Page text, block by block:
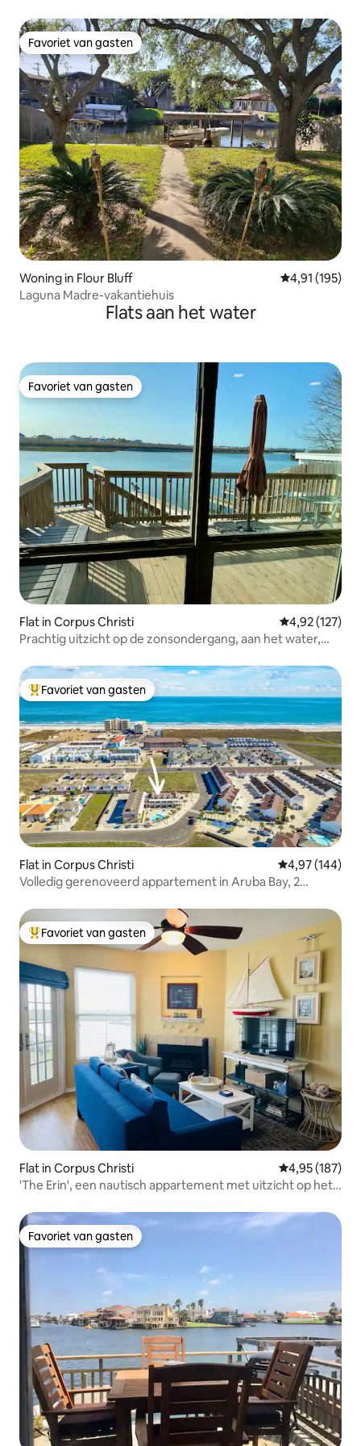
Favoriet van gasten
Favoriet van gasten
Woning in Flour Bluff Gemiddelde
4,91 (195)
Laguna Madre-vakantiehuis
Flats aan het water
Favoriet van gasten
Favoriet van gasten
Flat in Corpus Christi Gemiddelde
4,92 (127)
Prachtig uitzicht op de zonsondergang, aan het water,
Topfavoriet van gasten
Favoriet van gasten
Flat in Corpus Christi Gemiddelde
4,97 (144)
Volledig gerenoveerd appartement in Aruba Bay, 2
Topfavoriet van gasten
Favoriet van gasten
Flat in Corpus Christi Gemiddelde
4,95 (187)
'The Erin', een nautisch appartement met uitzicht op het
Favoriet van gasten
Favoriet van gasten